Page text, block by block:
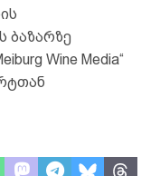
ბაზარზე
Wine Media“